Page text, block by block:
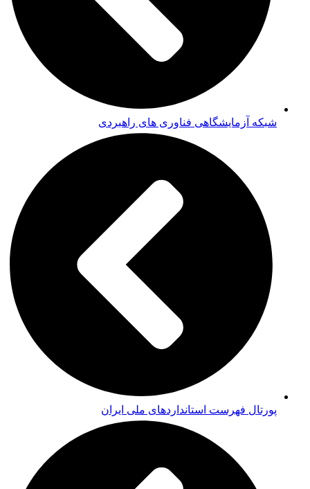
شبکه آزمایشگاهی فناوری های راهبردی
پورتال فهرست استانداردهای ملی ایران